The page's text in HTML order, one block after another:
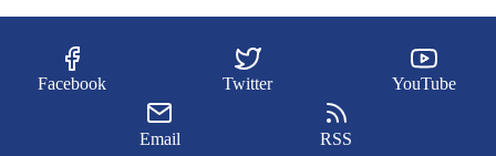
Facebook Twitter YouTube
Email RSS